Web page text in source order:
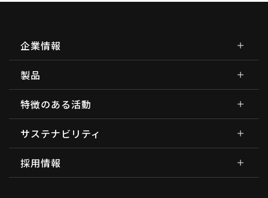
企業情報
製品
特徴のある活動
サステナビリティ
採用情報